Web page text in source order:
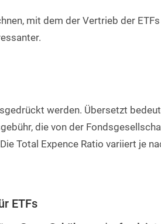
mit dem der Vertrieb der
werden. Übersetzt
die von der
Total Expence Ratio variiert je
ETFs